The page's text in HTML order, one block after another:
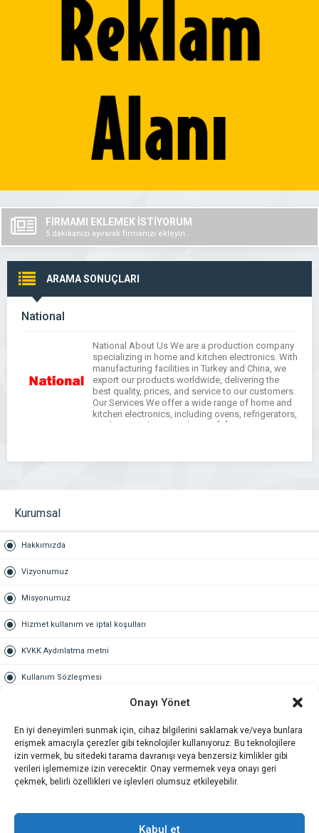
Onayı Yönet
En iyi deneyimleri sunmak için, cihaz bilgilerini saklamak ve/veya bunlara
erişmek amacıyla çerezler gibi teknolojiler kullanıyoruz. Bu teknolojilere
izin vermek, bu sitedeki tarama davranışı veya benzersiz kimlikler gibi
verileri işlememize izin verecektir. Onay vermemek veya onayı geri
çekmek, belirli özellikleri ve işlevleri olumsuz etkileyebilir.
Kabul et
FİRMAMI EKLEMEK İSTİYORUM
5 dakikanızı ayırarak firmanızı ekleyin..
ARAMA SONUÇLARI
National
National About Us We are a production company
specializing in home and kitchen electronics. With
manufacturing facilities in Turkey and China, we
export our products worldwide, delivering the
best quality, prices, and service to our customers.
Our Services We offer a wide range of home and
kitchen electronics, including ovens, refrigerators,
washing machines, and more. […]
Kurumsal
Hakkımızda
Vizyonumuz
Misyonumuz
Hizmet kullanım ve iptal koşulları
KVKK Aydınlatma metni
Kullanım Sözleşmesi
Gold üyelik nedir
Kariyer